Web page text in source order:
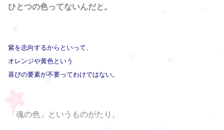
ひとつの色ってないんだと。
紫を志向するからといって、
オレンジや黄色という
喜びの要素が不要ってわけではない。
「魂の色」というものがたり。